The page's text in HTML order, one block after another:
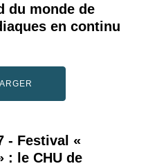
du monde de
en continu
- Festival «
: le CHU de